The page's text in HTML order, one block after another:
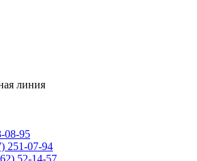
линия
08-95
251-07-94
52-14-57